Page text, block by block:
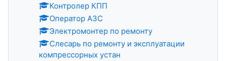
Контролер КПП
Оператор АЗС
Электромонтер по ремонту
Слесарь по ремонту и эксплуатации
компрессорных устан